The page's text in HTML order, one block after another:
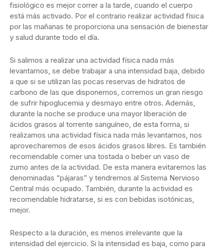
fisiológico es mejor correr a la tarde, cuando el cuerpo
está más activado. Por el contrario realizar actividad física
por las mañanas te proporciona una sensación de bienestar
y salud durante todo el día.
Si salimos a realizar una actividad física nada más
levantarnos, se debe trabajar a una intensidad baja, debido
a que si se utilizan las pocas reservas de hidratos de
carbono de las que disponemos, corremos un gran riesgo
de sufrir hipoglucemia y desmayo entre otros. Además,
durante la noche se produce una mayor liberación de
ácidos grasos al torrente sanguíneo, de esta forma, si
realizamos una actividad física nada más levantarnos, nos
aprovecharemos de esos ácidos grasos libres. Es también
recomendable comer una tostada o beber un vaso de
zumo antes de la actividad. De esta manera evitaremos las
denominadas “pájaras” y tendremos al Sistema Nervioso
Central más ocupado. También, durante la actividad es
recomendable hidratarse, si es con bebidas isotónicas,
mejor.
Respecto a la duración, es menos irrelevante que la
intensidad del ejercicio. Si la intensidad es baja, como para